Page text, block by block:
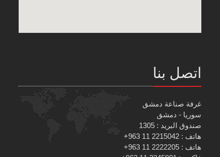
اتصل بنا
غرفة صناعة دمشق
سوريا - دمشق
صندوق البريد : 1305
هاتف : 2215042 11 963+
هاتف : 2222205 11 963+